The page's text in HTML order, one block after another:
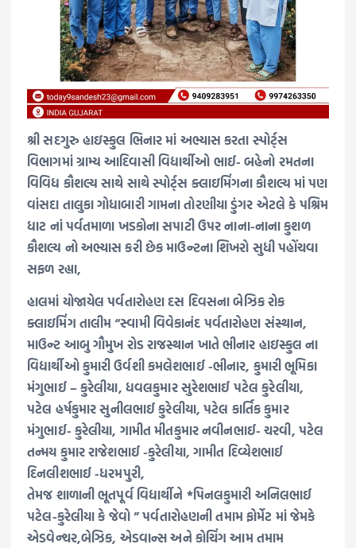
શ્રી સદગુરુ હાઇસ્કુલ ભિનાર માં અભ્યાસ કરતા સ્પોર્ટ્સ
વિભાગમાં ગ્રામ્ય આદિવાસી વિદ્યાર્થીઓ ભાઈ- બહેનો રમતના
વિવિધ કૌશલ્ય સાથે સાથે સ્પોર્ટ્સ ક્લાઇમિંગના કૌશલ્ય માં પણ
વાંસદા તાલુકા ગોધાબારી ગામના તોરણીયા ડુંગર એટલે કે પશ્રિમ
ધાટ નાં પર્વતમાળા ખડકોના સપાટી ઉપર નાના-નાના કુશળ
કૌશલ્ય નો અભ્યાસ કરી છેક માઉન્ટના શિખરો સુધી પહોંચવા
સફળ રહ્યા,
હાલમાં યોજાયેલ પર્વતારોહણ દસ દિવસના બેઝિક રોક
ક્લાઇમિંગ તાલીમ “સ્વામી વિવેકાનંદ પર્વતારોહણ સંસ્થાન,
માઉન્ટ આબુ ગૌમુખ રોડ રાજસ્થાન ખાતે ભીનાર હાઇસ્કુલ ના
વિદ્યાર્થીઓ કુમારી ઉર્વશી કમલેશભાઈ -ભીનાર, કુમારી ભૂમિકા
મંગુભાઈ – કુરેલીયા, ધવલકુમાર સુરેશભાઈ પટેલ કુરેલીયા,
પટેલ હર્ષકુમાર સુનીલભાઈ કુરેલીયા, પટેલ કાર્તિક કુમાર
મંગુભાઈ- કુરેલીયા, ગામીત મીતકુમાર નવીનભાઈ- ચરવી, પટેલ
તન્મય કુમાર રાજેશભાઈ -કુરેલીયા, ગામીત દિવ્યેશભાઈ
દિનલીશભાઈ -ધરમપુરી,
તેમજ શાળાની ભૂતપૂર્વ વિદ્યાર્થીને *પિનલકુમારી અનિલભાઈ
પટેલ-કુરેલીયા કે જેવો ” પર્વતારોહણની તમામ ફોર્મેટ માં જેમકે
એડવેન્ચર,બેઝિક, એડવાન્સ અને કોચિંગ આમ તમામ